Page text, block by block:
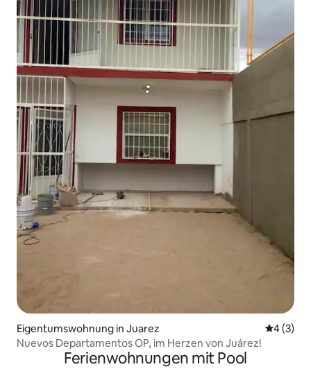
Eigentumswohnung in Juarez
4 (3)
Nuevos Departamentos OP, im Herzen von Juárez!
Ferienwohnungen mit Pool